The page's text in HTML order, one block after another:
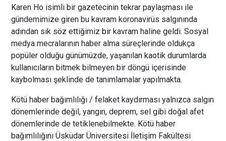
Karen Ho isimli bir gazetecinin tekrar paylaşması ile
gündemimize giren bu kavram koronavirüs salgınında
adından sık söz ettiğimiz bir kavram haline geldi. Sosyal
medya mecralarının haber alma süreçlerinde oldukça
popüler olduğu günümüzde, yaşanılan kaotik durumlarda
kullanıcıların bitmek bilmeyen bir döngü içerisinde
kaybolması şeklinde de tanımlamalar yapılmakta.
Kötü haber bağımlılığı / felaket kaydırması yalnızca salgın
dönemlerinde değil, yangın, deprem, sel gibi doğal afet
dönemlerinde de tetiklenebilmekte. Kötü haber
bağımlılığını Üsküdar Üniversitesi İletişim Fakültesi